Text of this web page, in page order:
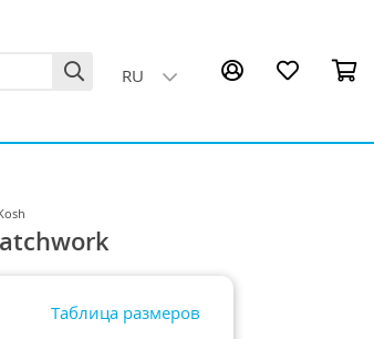
RU
Таблица размеров